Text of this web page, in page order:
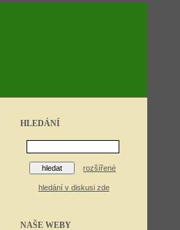
HLEDÁNÍ
rozšířené
hledání v diskusi zde
NAŠE WEBY